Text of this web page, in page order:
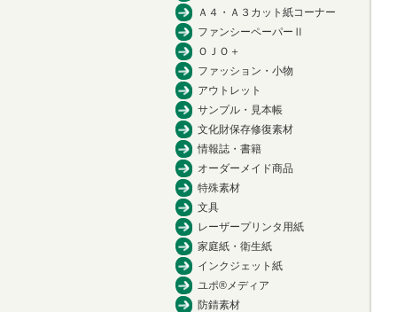
Ａ４・Ａ３カット紙コーナー
ファンシーペーパーⅡ
ＯＪＯ＋
ファッション・小物
アウトレット
サンプル・見本帳
文化財保存修復素材
情報誌・書籍
オーダーメイド商品
特殊素材
文具
レーザープリンタ用紙
家庭紙・衛生紙
インクジェット紙
ユポ®メディア
防錆素材